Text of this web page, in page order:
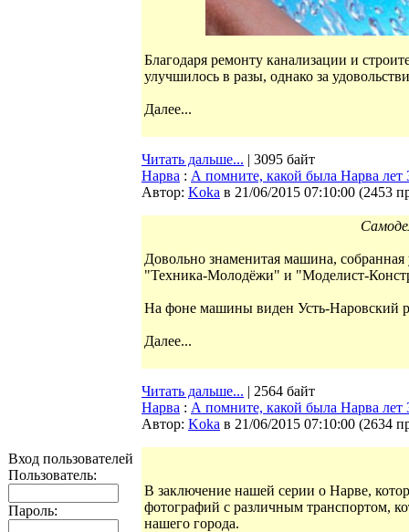
Вход пользователей
Пользователь:
Пароль:
Благодаря ремонту канализации и
улучшилось в разы, однако за
Далее...
Читать дальше... | 3095 байт
Нарва : А помните, какой была Нарва лет
Автор: Koka в 21/06/2015 07:10:00 (2453
Довольно знаменитая машина,
"Техника-Молодёжи" и "Моделист-
На фоне машины виден Усть-Наровский
Далее...
Читать дальше... | 2564 байт
Нарва : А помните, какой была Нарва лет
Автор: Koka в 21/06/2015 07:10:00 (2634
В заключение нашей серии о Нарве,
фотографий с различным транспортом,
нашего города.